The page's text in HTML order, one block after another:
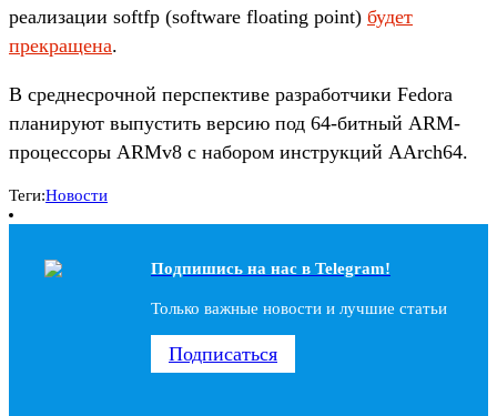
реализации softfp (software floating point) будет
прекращена.
В среднесрочной перспективе разработчики Fedora
планируют выпустить версию под 64-битный ARM-
процессоры ARMv8 с набором инструкций AArch64.
Теги:Новости
Подпишись на наc в Telegram!
Только важные новости и лучшие статьи
Подписаться